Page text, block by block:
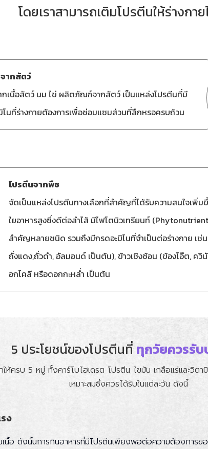
โดยเราสามารถเติมโปรตีนให้ร่างกา
ากสัตว์
กเนื้อสัตว์ นม ไข่ ผลิตภัณฑ์จากสัตว์ เป็นแหล่งโปรตีนที่มี
โนที่ร่างกายต้องการเพื่อซ่อมแซมส่วนที่สึกหรอครบถ้วน
โปรตีนจากพืช
จัดเป็นแหล่งโปรตีนทางเลือกที่สำคัญที่ได้รับความสนใจเพิ่ม
ใยอาหารสูงซึ่งดีต่อลำไส้ มีไฟโตนิวเทรียนท์
สำคัญหลายชนิด รวมถึงมีกรดอะมิโนที่จำเป็นต่อร่างกาย เช่
ถั่งแดง,ถั่วดำ, อัลมอนด์ เป็นต้น), ข้าวเชิงซ้อน (ข้องโอ๊ต, ควินั
อกโคลี หรือดอกกะหล่ำ เป็นต้น
5 ประโยชน์ของโปรตีนที่ ทุกวัยควรรับ
ให้ครบ 5 หมู่ ทั้งคาร์โบไฮเดรต โปรตีน ไขมัน เกลือแร่และวิ
เหมาะสมซึ่งควรได้รับในแต่ละวัน ดังนี้
ง
เนื้อ ดังนั้นการกินอาหารที่มีโปรตีนเพียงพอต่อความต้องการข